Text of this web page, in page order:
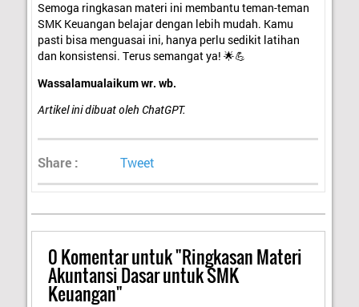
Semoga ringkasan materi ini membantu teman-teman
SMK Keuangan belajar dengan lebih mudah. Kamu
pasti bisa menguasai ini, hanya perlu sedikit latihan
dan konsistensi. Terus semangat ya! 🌟💪
Wassalamualaikum wr. wb.
Artikel ini dibuat oleh ChatGPT.
Share : Tweet
0Komentar untuk "Ringkasan Materi
Akuntansi Dasar untuk SMK
Keuangan"